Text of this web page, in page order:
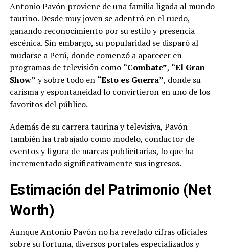
Antonio Pavón proviene de una familia ligada al mundo
taurino. Desde muy joven se adentró en el ruedo,
ganando reconocimiento por su estilo y presencia
escénica. Sin embargo, su popularidad se disparó al
mudarse a Perú, donde comenzó a aparecer en
programas de televisión como “Combate”, “El Gran
Show” y sobre todo en “Esto es Guerra”, donde su
carisma y espontaneidad lo convirtieron en uno de los
favoritos del público.
Además de su carrera taurina y televisiva, Pavón
también ha trabajado como modelo, conductor de
eventos y figura de marcas publicitarias, lo que ha
incrementado significativamente sus ingresos.
Estimación del Patrimonio (Net
Worth)
Aunque Antonio Pavón no ha revelado cifras oficiales
sobre su fortuna, diversos portales especializados y